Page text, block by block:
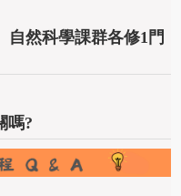
自然科學課群各修1門
嗎?